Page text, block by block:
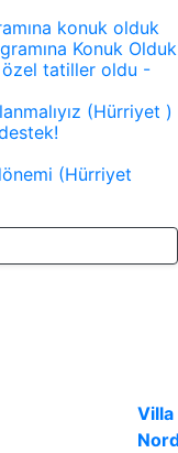
konuk olduk
Konuk Olduk
tatiller oldu -
(Hürriyet )
(Hürriyet
Villa